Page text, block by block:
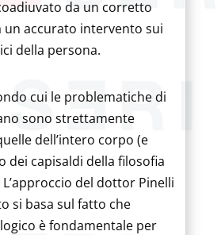
da un corretto
un accurato intervento sui
della persona.
cui le problematiche di
sono strettamente
dell’intero corpo (e
dei capisaldi della filosofia
L’approccio del dottor Pinelli
si basa sul fatto che
è fondamentale per